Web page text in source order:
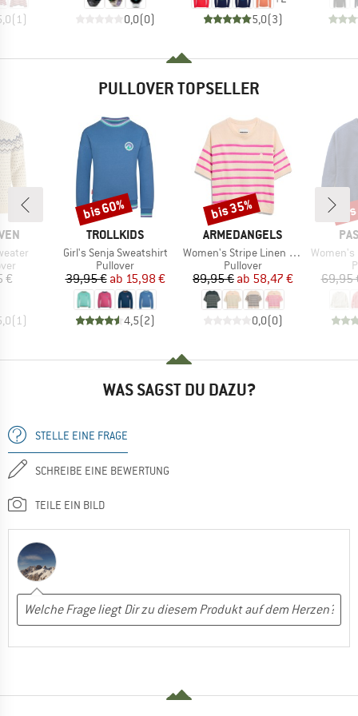
(1 ) 0,0(0)
5,0(3)
PULLOVER TOPSELLER
€
(1)
MARKE
TROLLKIDS
Artikel
Girl's Senja Sweatshirt
Produktgruppe
Pullover
Preis
39,95 € reduzierter Preis
ab 15,98 €
4,5(2)
Rabatt
bis 60%
MARKE
ARMEDANGELS
Artikel
Women's Stripe Linen Blend Sweater
Produktgruppe
Pullover
Preis
89,95 € reduzierter Preis
ab 58,47 €
0,0(0)
Rabatt
bis 35%
Artikel
Women's Cove 2.0
69,95
WAS SAGST DU DAZU?
STELLE EINE FRAGE
SCHREIBE EINE BEWERTUNG
TEILE EIN BILD